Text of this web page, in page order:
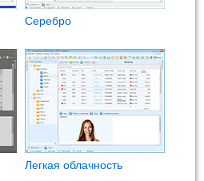
Cеребро
Легкая облачность